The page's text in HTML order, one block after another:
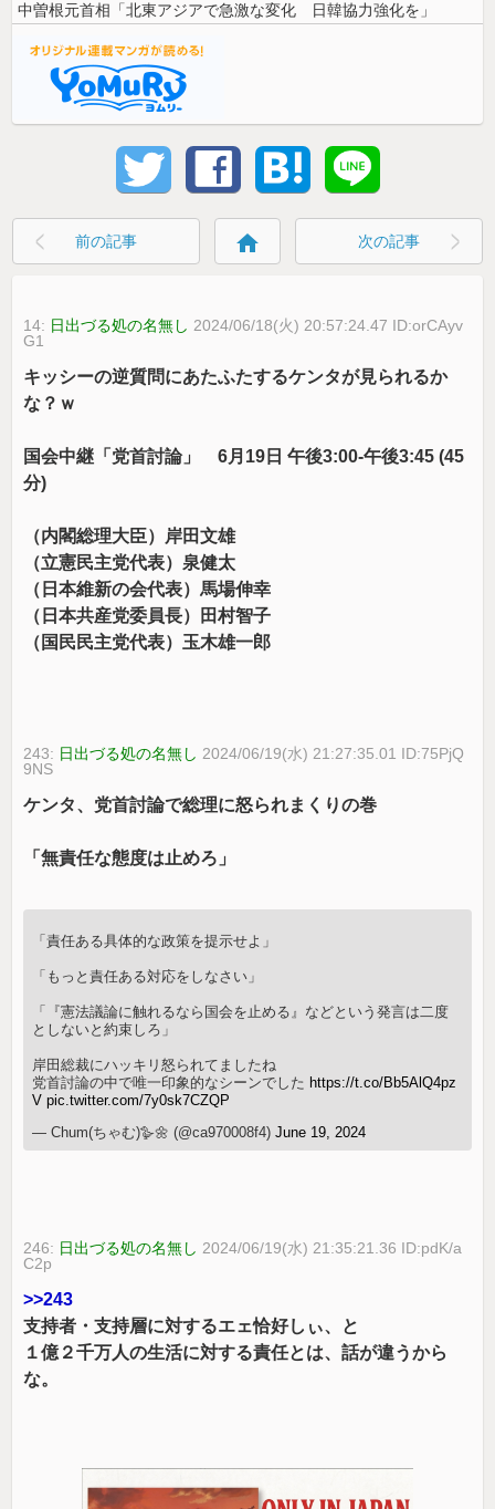
中曽根元首相「北東アジアで急激な変化 日韓協力強化を」
前の記事 home 次の記事
14: 日出づる処の名無し 2024/06/18(火) 20:57:24.47 ID:orCAyv
G1
キッシーの逆質問にあたふたするケンタが見られるか
な？ｗ
国会中継「党首討論」 6月19日 午後3:00-午後3:45 (45
分)
（内閣総理大臣）岸田文雄
（立憲民主党代表）泉健太
（日本維新の会代表）馬場伸幸
（日本共産党委員長）田村智子
（国民民主党代表）玉木雄一郎
243: 日出づる処の名無し 2024/06/19(水) 21:27:35.01 ID:75PjQ
9NS
ケンタ、党首討論で総理に怒られまくりの巻
「無責任な態度は止めろ」
「責任ある具体的な政策を提示せよ」
「もっと責任ある対応をしなさい」
「『憲法議論に触れるなら国会を止める』などという発言は二度
としないと約束しろ」
岸田総裁にハッキリ怒られてましたね
党首討論の中で唯一印象的なシーンでした https://t.co/Bb5AlQ4pz
V pic.twitter.com/7y0sk7CZQP
— Chum(ちゃむ)🪿🌼 (@ca970008f4)June 19, 2024
246: 日出づる処の名無し 2024/06/19(水) 21:35:21.36 ID:pdK/a
C2p
>>243
支持者・支持層に対するエェ恰好しぃ、と
１億２千万人の生活に対する責任とは、話が違うから
な。